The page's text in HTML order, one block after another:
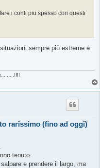
i conti piu spesso con questi
sempre più estreme e
rarissimo (fino ad oggi)
tenuto.
e prendere il largo, ma